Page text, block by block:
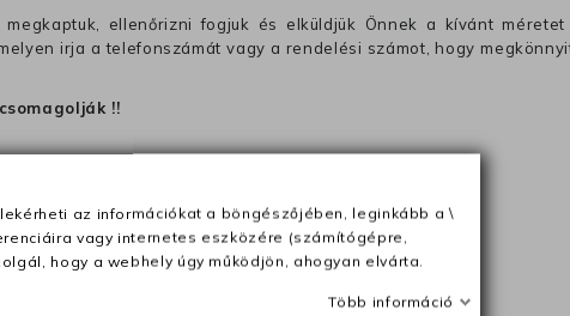
ellenőrizni fogjuk és elküldjük Önnek a kívánt
irja a telefonszámát vagy a rendelési számot, hogy
!!
/ sms-ben történő megerősítésétől számítva
az információkat a böngészőjében, leginkább a \
vagy internetes eszközére (számítógépre,
hogy a webhely úgy működjön, ahogyan elvárta.
Több információ